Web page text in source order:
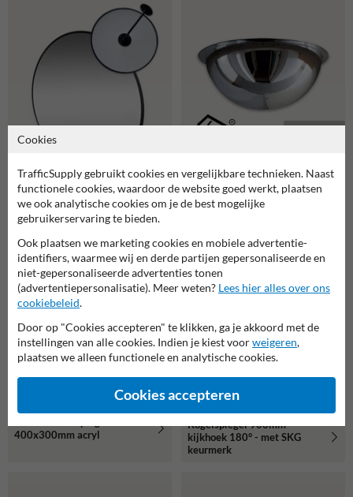
145,50
✔ aanbieding
Binnenspiegel rond 800mm
Kogelspiegel 600mm -
kijkhoek 360° - met SKG
keurmerk
400x300mm acryl
Kogelspiegel 900mm -
kijkhoek 180° - met SKG
keurmerk
Cookies
TrafficSupply gebruikt cookies en vergelijkbare technieken. Naast
functionele cookies, waardoor de website goed werkt, plaatsen
we ook analytische cookies om je de best mogelijke
gebruikerservaring te bieden.
Ook plaatsen we marketing cookies en mobiele advertentie-
identifiers, waarmee wij en derde partijen gepersonaliseerde en
niet-gepersonaliseerde advertenties tonen
(advertentiepersonalisatie). Meer weten? Lees hier alles over ons
cookiebeleid.
Door op "Cookies accepteren" te klikken, ga je akkoord met de
instellingen van alle cookies. Indien je kiest voorweigeren,
plaatsen we alleen functionele en analytische cookies.
Cookies accepteren